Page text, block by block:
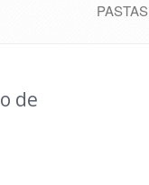
PASTAS
de